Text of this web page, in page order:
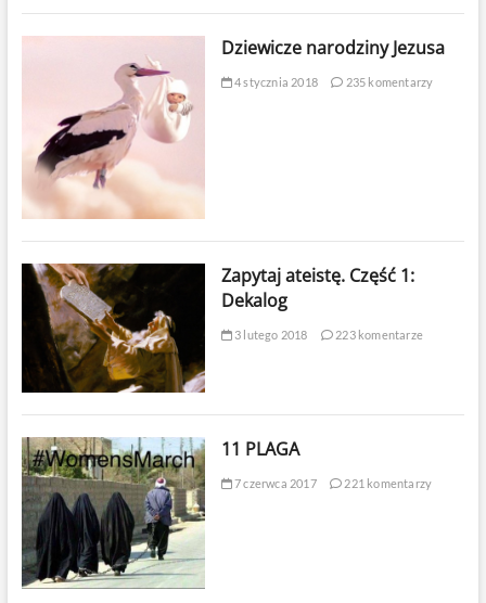
Dziewicze narodziny Jezusa
4 stycznia 2018 235 komentarzy
Zapytaj ateistę. Część 1:
Dekalog
3 lutego 2018 223 komentarze
11 PLAGA
7 czerwca 2017 221 komentarzy